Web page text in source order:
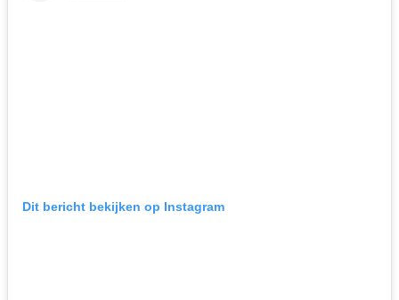
Dit bericht bekijken op Instagram